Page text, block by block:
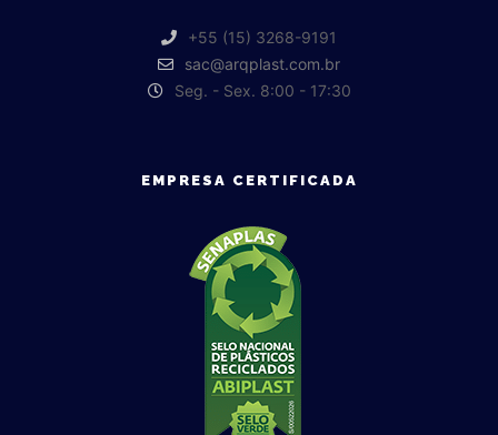
+55 (15) 3268-9191
sac@arqplast.com.br
Seg. - Sex. 8:00 - 17:30
EMPRESA CERTIFICADA